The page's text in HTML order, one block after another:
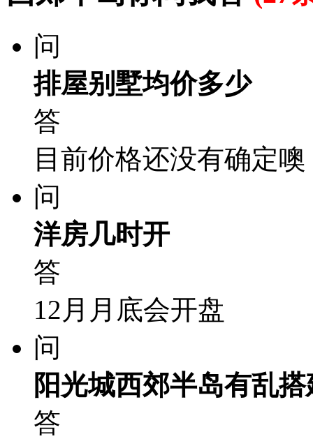
问
排屋别墅均价多少
答
目前价格还没有确定噢
问
洋房几时开
答
12月月底会开盘
问
阳光城西郊半岛有乱
答